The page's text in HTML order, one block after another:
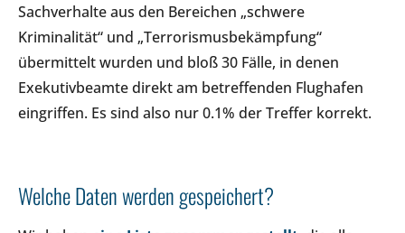
Sachverhalte aus den Bereichen „schwere
Kriminalität“ und „Terrorismusbekämpfung“
übermittelt wurden und bloß 30 Fälle, in denen
Exekutivbeamte direkt am betreffenden Flughafen
eingriffen. Es sind also nur 0.1% der Treffer korrekt.
Welche Daten werden gespeichert?